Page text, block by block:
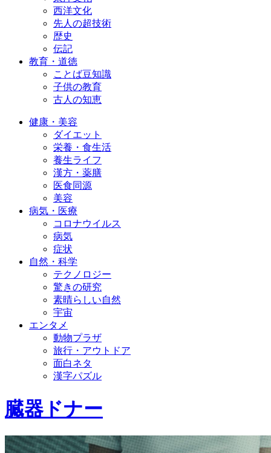
西洋文化
先人の超技術
歴史
伝記
教育・道徳
ことば豆知識
子供の教育
古人の知恵
健康・美容
ダイエット
栄養・食生活
養生ライフ
漢方・薬膳
医食同源
美容
病気・医療
コロナウイルス
病気
症状
自然・科学
テクノロジー
驚きの研究
素晴らしい自然
宇宙
エンタメ
動物プラザ
旅行・アウトドア
面白ネタ
漢字パズル
臓器ドナー